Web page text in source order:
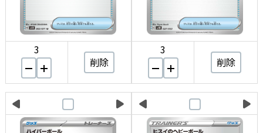
3
削除
3
削除